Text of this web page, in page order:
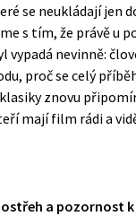
se neukládají jen
s tím, že právě u
vypadá nevinně:
proč se celý
znovu
mají film rádi a
a pozornost